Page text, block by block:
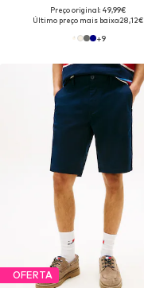
Preço original: 49,99€
Último preço mais baixo:28,12€
+9
OFERTA